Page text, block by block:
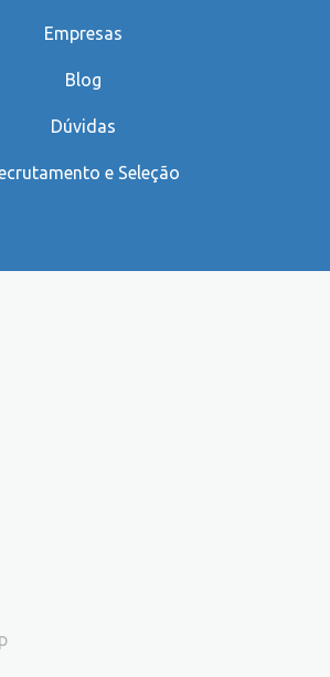
Empresas
Blog
Dúvidas
e Seleção